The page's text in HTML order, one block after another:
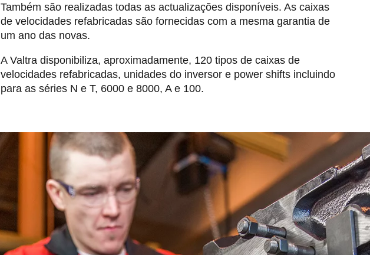
Também são realizadas todas as actualizações disponíveis. As caixas
de velocidades refabricadas são fornecidas com a mesma garantia de
um ano das novas.
A Valtra disponibiliza, aproximadamente, 120 tipos de caixas de
velocidades refabricadas, unidades do inversor e power shifts incluindo
para as séries N e T, 6000 e 8000, A e 100.